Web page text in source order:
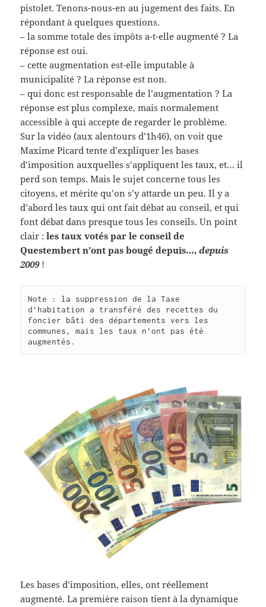
pistolet. Tenons-nous-en au jugement des faits. En
répondant à quelques questions.
– la somme totale des impôts a-t-elle augmenté ? La
réponse est oui.
– cette augmentation est-elle imputable à
municipalité ? La réponse est non.
– qui donc est responsable de l’augmentation ? La
réponse est plus complexe, mais normalement
accessible à qui accepte de regarder le problème.
Sur la vidéo (aux alentours d’1h46), on voit que
Maxime Picard tente d’expliquer les bases
d’imposition auxquelles s’appliquent les taux, et… il
perd son temps. Mais le sujet concerne tous les
citoyens, et mérite qu’on s’y attarde un peu. Il y a
d’abord les taux qui ont fait débat au conseil, et qui
font débat dans presque tous les conseils. Un point
clair :les taux votés par le conseil de
Questembert n’ont pas bougé depuis…,depuis
2009!
Note : la suppression de la Taxe
d’habitation a transféré des recettes du
foncier bâti des départements vers les
communes, mais les taux n’ont pas été
augmentés.
Les bases d’imposition, elles, ont réellement
augmenté. La première raison tient à la dynamique